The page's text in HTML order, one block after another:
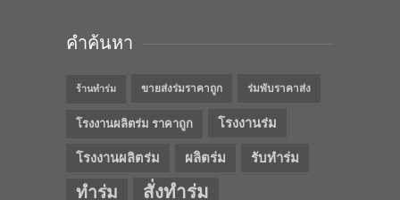
คำค้นหา
ร้านทำร่ม ขายส่งร่มราคาถูก ร่มพับราคาส่ง
โรงงานผลิตร่ม ราคาถูก โรงงานร่ม
โรงงานผลิตร่ม ผลิตร่ม รับทำร่ม
ทำร่ม สั่งทำร่ม